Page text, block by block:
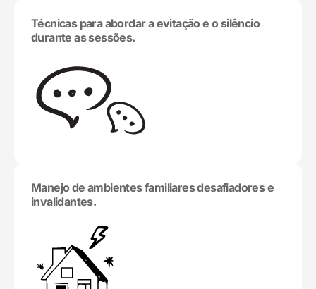
Técnicas para abordar a evitação e o silêncio
durante as sessões.
Manejo de ambientes familiares desafiadores e
invalidantes.